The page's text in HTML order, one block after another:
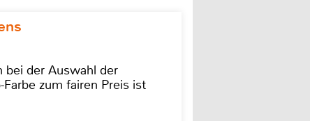
bei der Auswahl der
zum fairen Preis ist